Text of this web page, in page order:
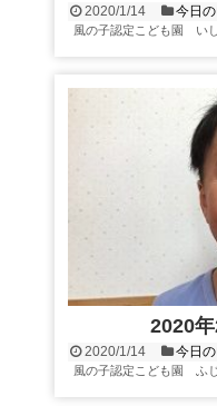
2020/1/14 今日
風の子認定こども園 い
2020年
2020/1/14 今日
風の子認定こども園 ふ